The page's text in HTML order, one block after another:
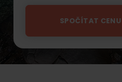
SPOČÍTAT CENU